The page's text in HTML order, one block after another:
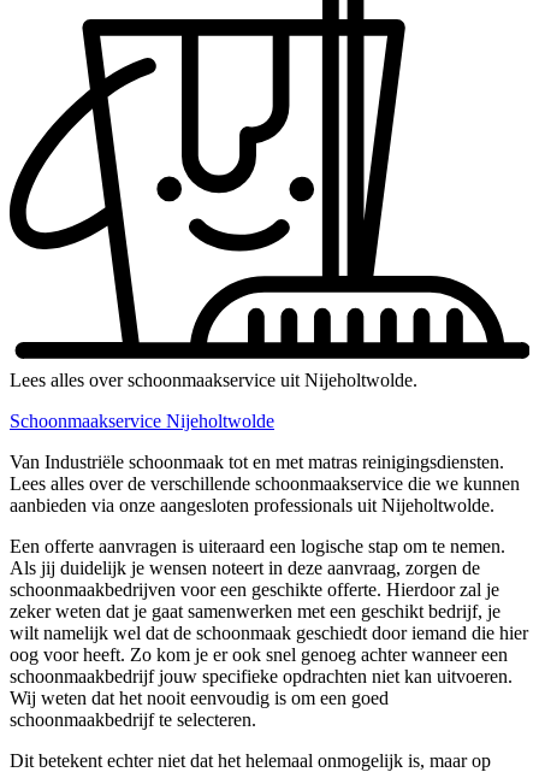
Lees alles over schoonmaakservice uit Nijeholtwolde.
Schoonmaakservice Nijeholtwolde
Van Industriële schoonmaak tot en met matras reinigingsdiensten.
Lees alles over de verschillende schoonmaakservice die we kunnen
aanbieden via onze aangesloten professionals uit Nijeholtwolde.
Een offerte aanvragen is uiteraard een logische stap om te nemen.
Als jij duidelijk je wensen noteert in deze aanvraag, zorgen de
schoonmaakbedrijven voor een geschikte offerte. Hierdoor zal je
zeker weten dat je gaat samenwerken met een geschikt bedrijf, je
wilt namelijk wel dat de schoonmaak geschiedt door iemand die hier
oog voor heeft. Zo kom je er ook snel genoeg achter wanneer een
schoonmaakbedrijf jouw specifieke opdrachten niet kan uitvoeren.
Wij weten dat het nooit eenvoudig is om een goed
schoonmaakbedrijf te selecteren.
Dit betekent echter niet dat het helemaal onmogelijk is, maar op